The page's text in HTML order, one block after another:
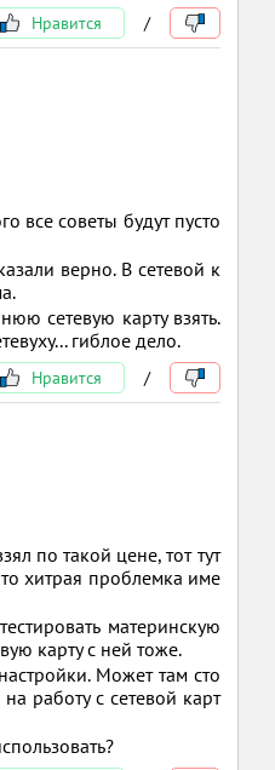
Нравится /
все советы будут пусто
верно. В сетевой к
сетевую карту взять.
гиблое дело.
Нравится /
по такой цене, тот тут
хитрая проблемка име
материнскую
карту с ней тоже.
Может там сто
работу с сетевой карт